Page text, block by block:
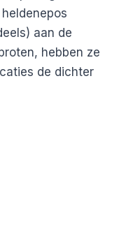
aan de
hebben ze
de dichter